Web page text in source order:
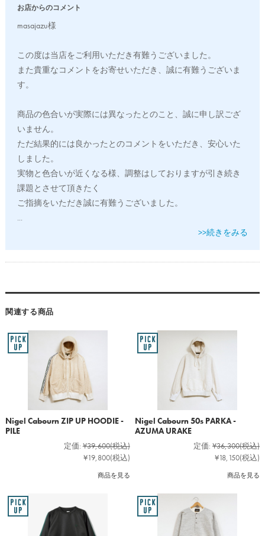
お店からのコメント
masajazu様
この度は当店をご利用いただき有難うございました。
また貴重なコメントをお寄せいただき、誠に有難うございま
す。
商品の色合いが実際には異なったとのこと、誠に申し訳ござ
いません。
ただ結果的には良かったとのコメントをいただき、安心いた
しました。
実物と色合いが近くなる様、調整はしておりますが引き続き
課題とさせて頂きたく
ご指摘をいただき誠に有難うございました。
...
>>続きをみる
関連する商品
Nigel Cabourn ZIP UP HOODIE -
PILE
定価: ¥39,600(税込)
¥19,800(税込)
商品を見る
Nigel Cabourn 50s PARKA -
AZUMA URAKE
定価: ¥36,300(税込)
¥18,150(税込)
商品を見る